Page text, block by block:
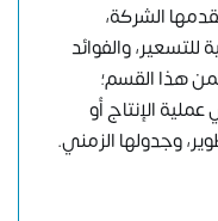
الشركة،
والفوائد
هذا القسم؛
الإنتاج أو
وجدولها الزمني.